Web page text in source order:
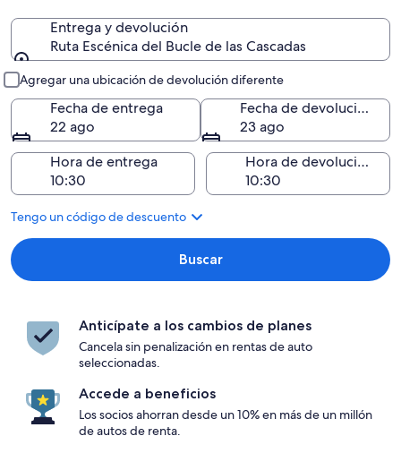
Entrega y devolución
Ruta Escénica del Bucle de las Cascadas
Agregar una ubicación de devolución diferente
Fecha de entrega
22 ago
Fecha de devolución
23 ago
Hora de entrega
Hora de devolución
Tengo un código de descuento
Buscar
Anticípate a los cambios de planes
Cancela sin penalización en rentas de auto
seleccionadas.
Accede a beneficios
Los socios ahorran desde un 10% en más de un millón
de autos de renta.